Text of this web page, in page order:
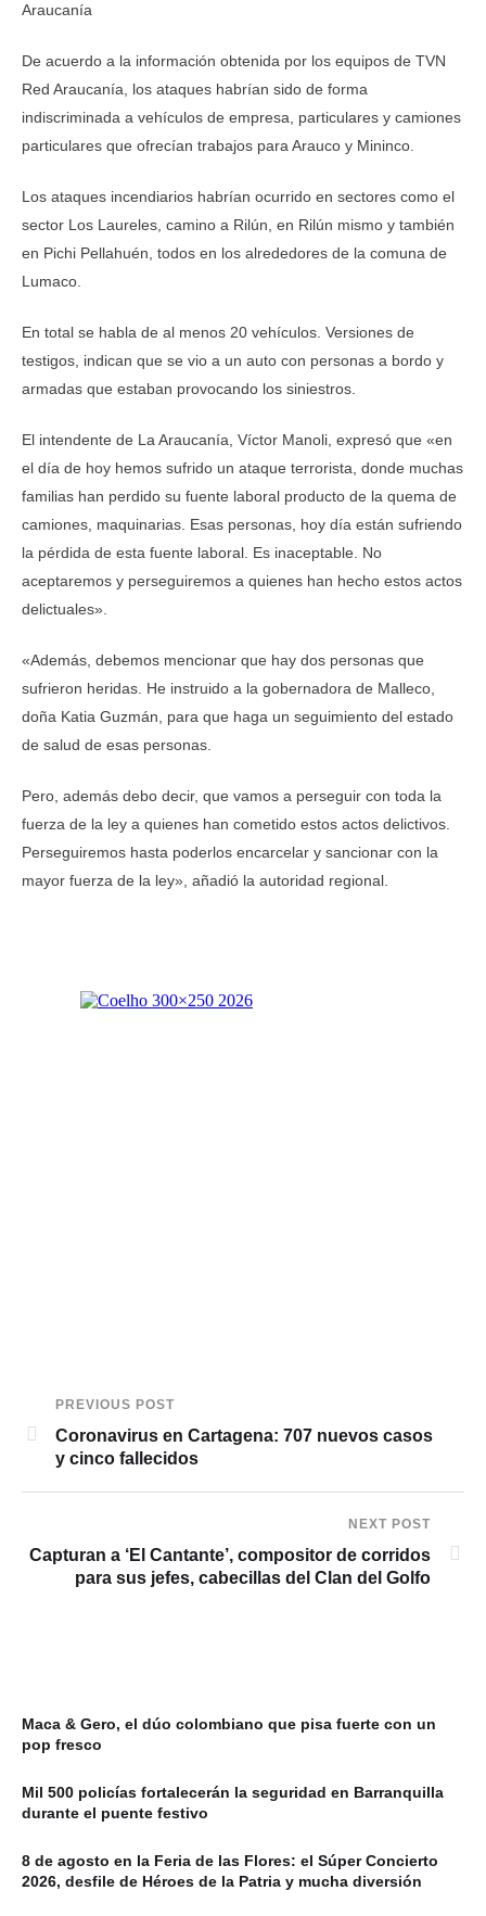
Araucanía
De acuerdo a la información obtenida por los equipos de TVN
Red Araucanía, los ataques habrían sido de forma
indiscriminada a vehículos de empresa, particulares y camiones
particulares que ofrecían trabajos para Arauco y Mininco.
Los ataques incendiarios habrían ocurrido en sectores como el
sector Los Laureles, camino a Rilún, en Rilún mismo y también
en Pichi Pellahuén, todos en los alrededores de la comuna de
Lumaco.
En total se habla de al menos 20 vehículos. Versiones de
testigos, indican que se vio a un auto con personas a bordo y
armadas que estaban provocando los siniestros.
El intendente de La Araucanía, Víctor Manoli, expresó que «en
el día de hoy hemos sufrido un ataque terrorista, donde muchas
familias han perdido su fuente laboral producto de la quema de
camiones, maquinarias. Esas personas, hoy día están sufriendo
la pérdida de esta fuente laboral. Es inaceptable. No
aceptaremos y perseguiremos a quienes han hecho estos actos
delictuales».
«Además, debemos mencionar que hay dos personas que
sufrieron heridas. He instruido a la gobernadora de Malleco,
doña Katia Guzmán, para que haga un seguimiento del estado
de salud de esas personas.
Pero, además debo decir, que vamos a perseguir con toda la
fuerza de la ley a quienes han cometido estos actos delictivos.
Perseguiremos hasta poderlos encarcelar y sancionar con la
mayor fuerza de la ley», añadió la autoridad regional.
PREVIOUS POST
Coronavirus en Cartagena: 707 nuevos casos
y cinco fallecidos
NEXT POST
Capturan a ‘El Cantante’, compositor de corridos
para sus jefes, cabecillas del Clan del Golfo
Maca & Gero, el dúo colombiano que pisa fuerte con un
pop fresco
Mil 500 policías fortalecerán la seguridad en Barranquilla
durante el puente festivo
8 de agosto en la Feria de las Flores: el Súper Concierto
2026, desfile de Héroes de la Patria y mucha diversión